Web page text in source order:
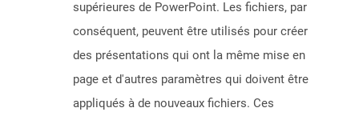
supérieures de PowerPoint. Les fichiers, par
conséquent, peuvent être utilisés pour créer
des présentations qui ont la même mise en
page et d'autres paramètres qui doivent être
appliqués à de nouveaux fichiers. Ces